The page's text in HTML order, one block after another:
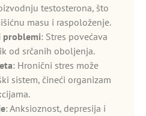
testosterona, što
masu i raspoloženje.
problemi: Stres povećava
od srčanih oboljenja.
: Hronični stres može
sistem, čineći organizam
: Anksioznost, depresija i